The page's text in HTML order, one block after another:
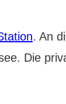
. An
Die